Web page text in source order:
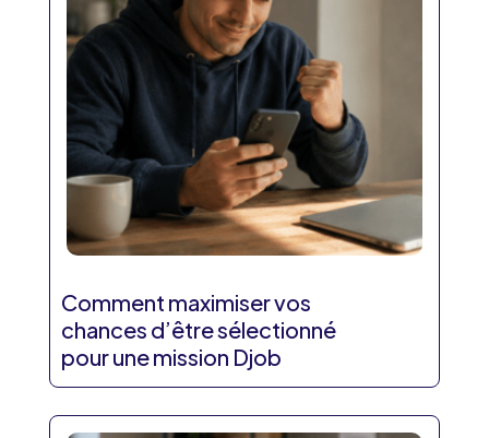
Comment maximiser vos
chances d’être sélectionné
pour une mission Djob